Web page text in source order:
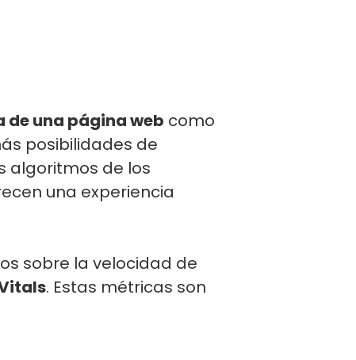
una página web como
posibilidades de
algoritmos de los
una experiencia
sobre la velocidad de
. Estas métricas son